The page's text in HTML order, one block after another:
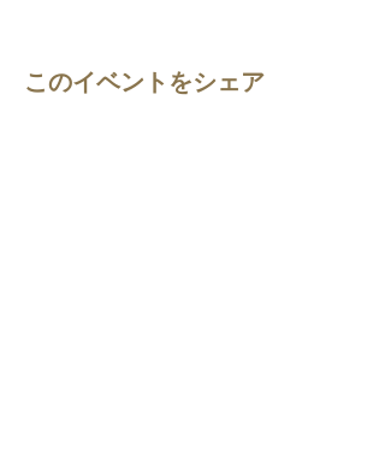
このイベントをシェア